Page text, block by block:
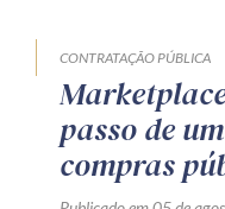
CONTRATAÇÃO PÚBLICA
passo de
compras